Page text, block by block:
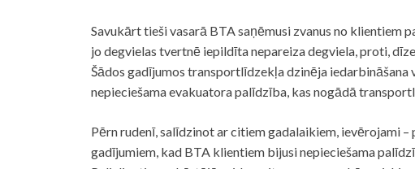
Savukārt tieši vasarā BTA saņēmusi zvanus no klientiem
jo degvielas tvertnē iepildīta nepareiza degviela, proti,
Šādos gadījumos transportlīdzekļa dzinēja
nepieciešama evakuatora palīdzība, kas nogādā
Pērn rudenī, salīdzinot ar citiem gadalaikiem, ievērojami –
gadījumiem, kad BTA klientiem bijusi nepieciešama